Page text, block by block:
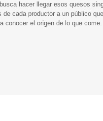
hacer llegar esos quesos
de cada productor a un público
conocer el origen de lo que come.